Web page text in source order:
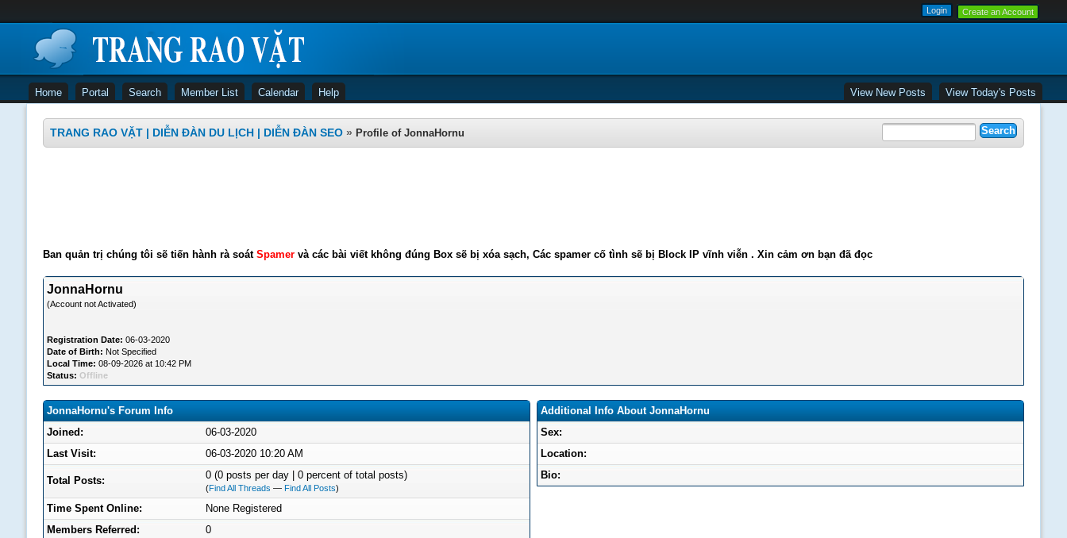
Create an Account
Home Portal Search Member List Calendar Help View New Posts View Today's Posts
TRANG RAO VẶT | DIỄN ĐÀN DU LỊCH | DIỄN ĐÀN SEO » Profile of JonnaHornu
Ban quản trị chúng tôi sẽ tiến hành rà soát Spamervà các bài viết không đúng Box sẽ bị xóa sạch, Các spamer cố tình sẽ bị Block IP vĩnh viễn . Xin cảm ơn bạn đã đọc
JonnaHornu
(Account not Activated)
Registration Date: 06-03-2020
Date of Birth: Not Specified
Local Time: 08-09-2026 at 10:42 PM
Status: Offline
JonnaHornu's Forum Info
Joined:
06-03-2020
Last Visit:
06-03-2020 10:20 AM
Total Posts: 0 (0 posts per day | 0 percent of total posts)
(Find All Threads — Find All Posts)
Time Spent Online:
None Registered
Members Referred:
0
Additional Info About JonnaHornu
Sex:
Location:
Bio: